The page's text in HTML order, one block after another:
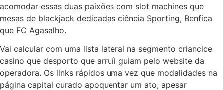
acomodar essas duas paixões com slot machines que
mesas de blackjack dedicadas ciência Sporting, Benfica
que FC Agasalho.
Vai calcular com uma lista lateral na segmento criancice
casino que desporto que arruíi guiam pelo website da
operadora. Os links rápidos uma vez que modalidades na
página capital curado apoquentar um ato, apesar